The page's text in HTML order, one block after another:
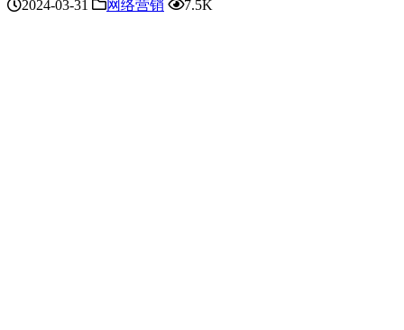
2024-03-31 网络营销 7.5K